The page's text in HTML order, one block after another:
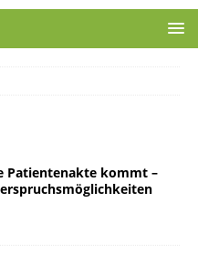
Patientenakte kommt –